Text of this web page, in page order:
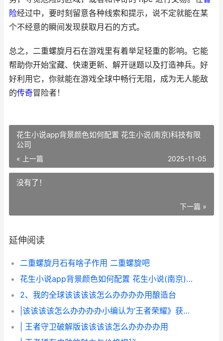
险经过中，要时刻留意各种线索和提示，说不定就能在某
个不经意的瞬间发现获取月石的方式。
总之，二重螺旋月石在游戏里有着举足轻重的影响。它能
帮助你开始宝藏、快速更新、解开谜题以及打造神兵。好
好利用它，你就能在游戏全球中畅行无阻，成为无人能敌
的传奇冒险者！
花生小说app背景颜色如何配置 花生小说(南京)科技有限
公司
« 上一篇 2025-11-05
没有了！
下一篇 »
延伸阅读
二重螺旋月石有啥子作用 二重螺旋吧
花生小说app背景颜色如何配置 花生小说(南京)科技有限公司
2、我的全球该该该该怎么办办办办用酿造台
|该该该该怎么办办办办小编认为‘王者荣耀》获得称号？|
| 王者守卫破解版该该该该怎么办办办办用